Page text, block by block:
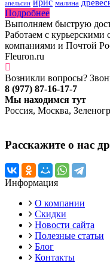
апельсин ирис малина
Подробнее
Выполняем быструю
Работаем с
компаниями и Почтой
Fleuron.ru
Возникли вопросы?
8 (977) 87-16-17-7
Мы находимся тут
Россия, Москва,
Расскажите о нас
Информация
О компании
Скидки
Новости сайта
Полезные статьи
Блог
Контакты